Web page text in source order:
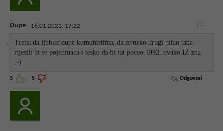
Dupe 16.01.2021. 17:22
Treba da ljubite dupe komunistima, da se neko drugi pitao tada
rijesili bi se pojedinaca i tesko da bi rat poceo 1992..ovako IZ zna
:-)
5 5 Odgovori